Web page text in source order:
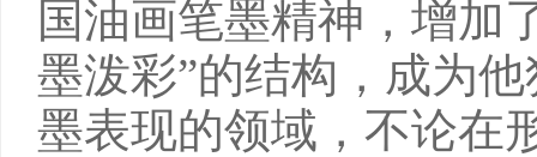
国油画笔墨精神，增加
墨泼彩”的结构，成为
墨表现的领域，不论在